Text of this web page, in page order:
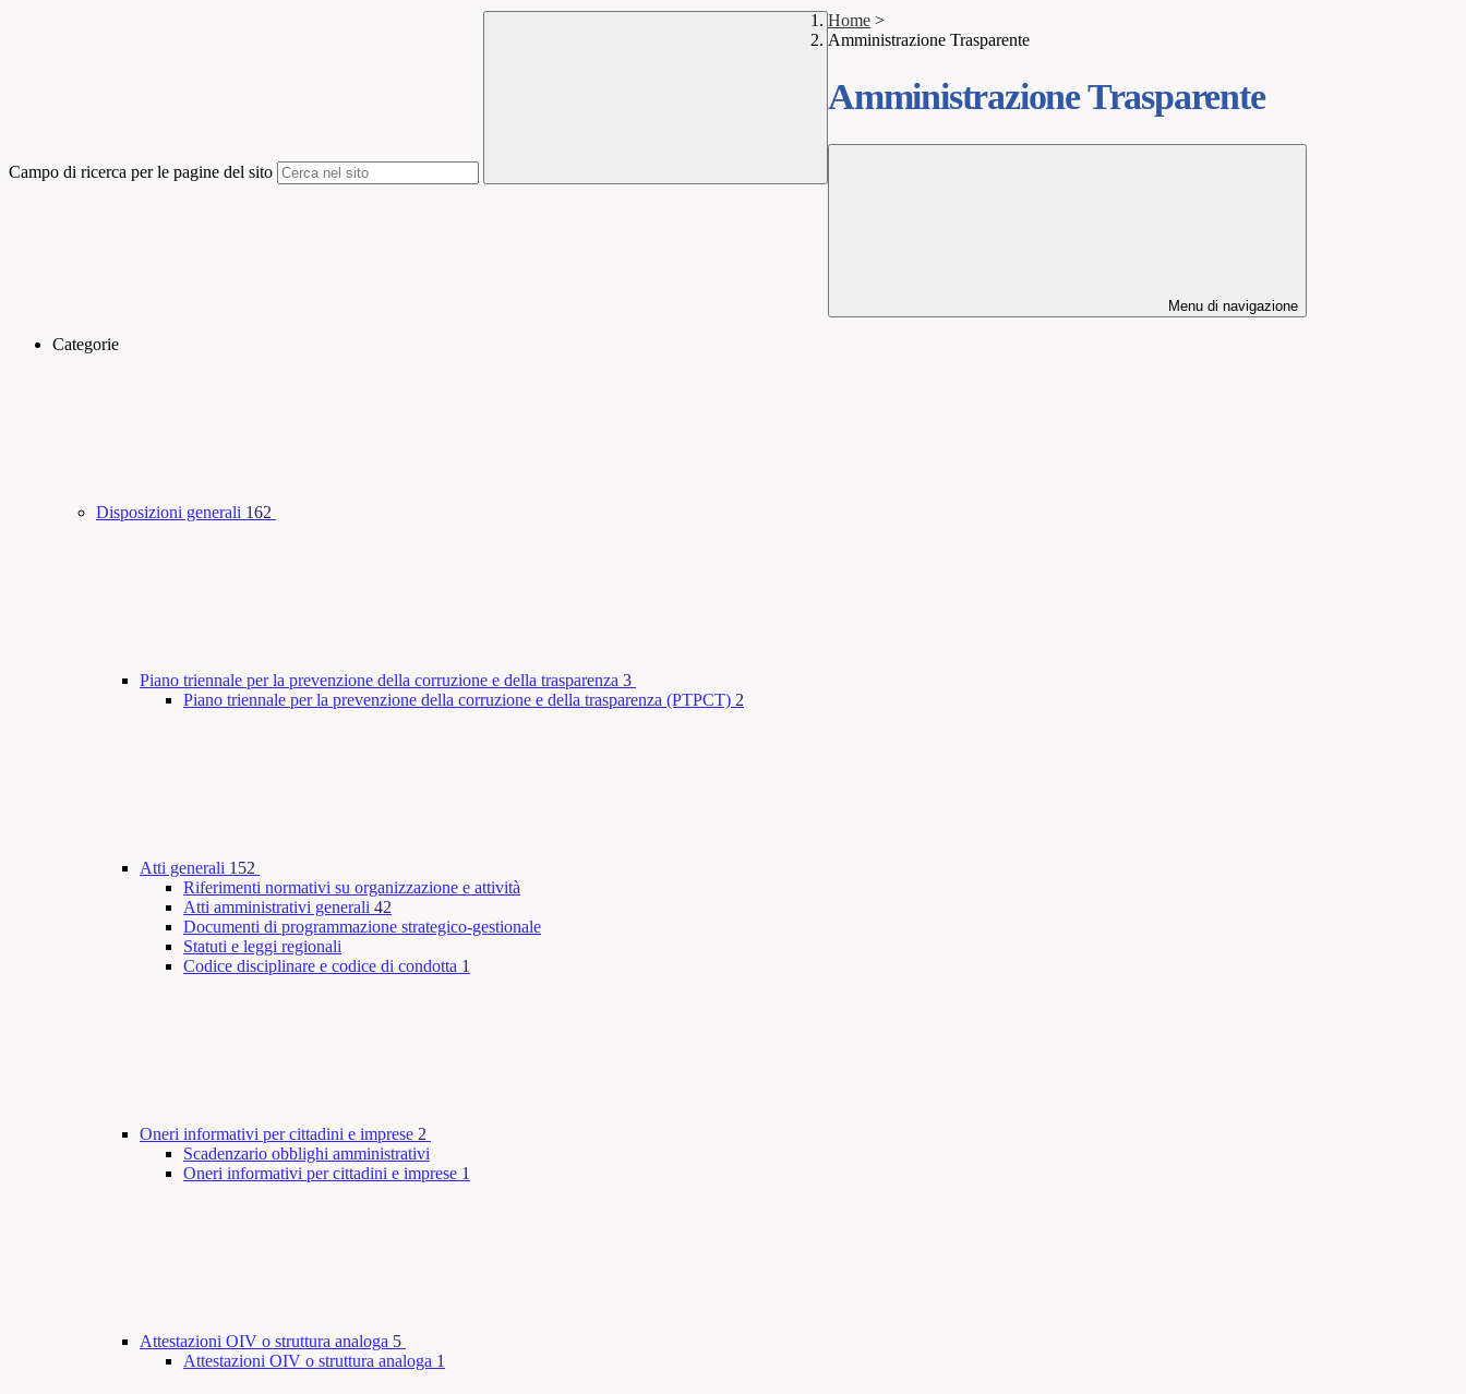
Campo di ricerca per le pagine del sito
Home >
Amministrazione Trasparente
Amministrazione Trasparente
Menu di navigazione
Categorie
Disposizioni generali 162
Piano triennale per la prevenzione della corruzione e della trasparenza 3
Piano triennale per la prevenzione della corruzione e della trasparenza (PTPCT) 2
Atti generali 152
Riferimenti normativi su organizzazione e attività
Atti amministrativi generali 42
Documenti di programmazione strategico-gestionale
Statuti e leggi regionali
Codice disciplinare e codice di condotta 1
Oneri informativi per cittadini e imprese 2
Scadenzario obblighi amministrativi
Oneri informativi per cittadini e imprese 1
Attestazioni OIV o struttura analoga 5
Attestazioni OIV o struttura analoga 1